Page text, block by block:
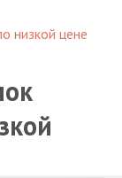
низкой цене